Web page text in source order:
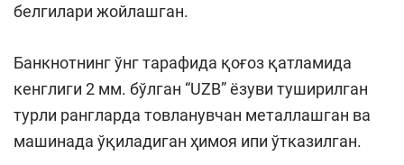
белгилари жойлашган.
Банкнотнинг ўнг тарафида қоғоз қатламида
кенглиги 2 мм. бўлган “UZB” ёзуви туширилган
турли рангларда товланувчан металлашган ва
машинада ўқиладиган ҳимоя ипи ўтказилган.